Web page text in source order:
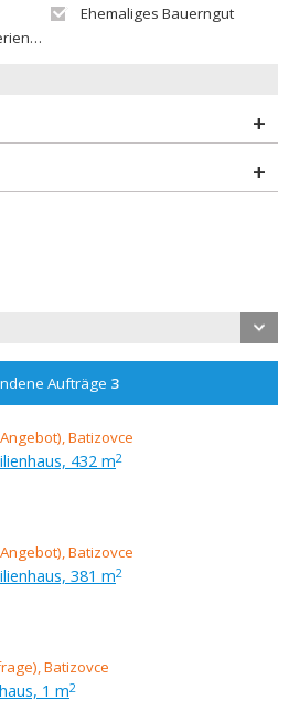
Ehemaliges Bauerngut
Aufträge 3
432 m2
381 m2
1 m2